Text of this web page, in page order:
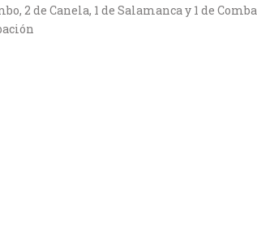
2 de Canela, 1 de Salamanca y 1 de